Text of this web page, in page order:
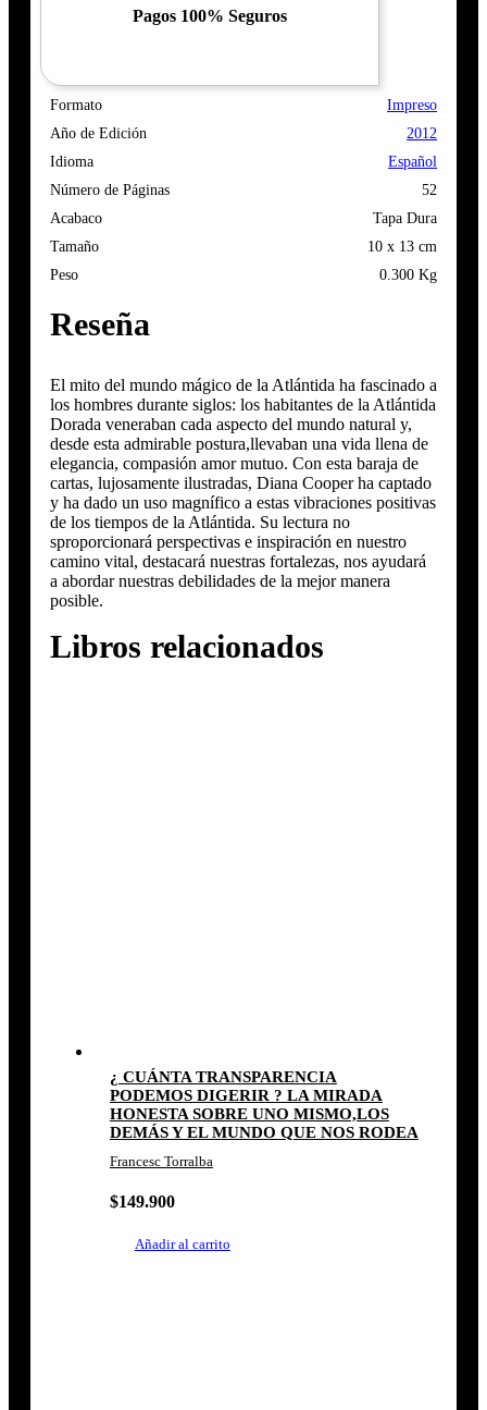
Pagos 100% Seguros
Formato
Impreso
Año de Edición
2012
Idioma
Español
Número de Páginas
52
Acabaco
Tapa Dura
Tamaño
10 x 13 cm
Peso
0.300 Kg
Reseña
El mito del mundo mágico de la Atlántida ha fascinado a
los hombres durante siglos: los habitantes de la Atlántida
Dorada veneraban cada aspecto del mundo natural y,
desde esta admirable postura,llevaban una vida llena de
elegancia, compasión amor mutuo. Con esta baraja de
cartas, lujosamente ilustradas, Diana Cooper ha captado
y ha dado un uso magnífico a estas vibraciones positivas
de los tiempos de la Atlántida. Su lectura no
sproporcionará perspectivas e inspiración en nuestro
camino vital, destacará nuestras fortalezas, nos ayudará
a abordar nuestras debilidades de la mejor manera
posible.
Libros relacionados
¿ CUÁNTA TRANSPARENCIA
PODEMOS DIGERIR ? LA MIRADA
HONESTA SOBRE UNO MISMO,LOS
DEMÁS Y EL MUNDO QUE NOS RODEA
Francesc Torralba
$149.900
Añadir al carrito